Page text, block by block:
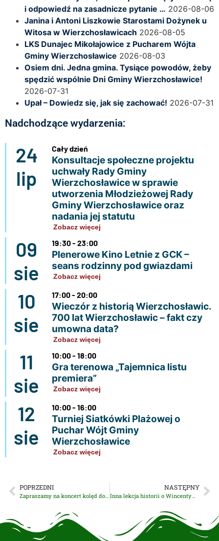
i odpowiedź na zasadnicze pytanie … 2026-08-06
Janina i Antoni Liszkowie Starostami Dożynek u
Witosa w Wierzchosławicach 2026-08-05
LKS Dunajec Mikołajowice z Pucharem Wójta
Gminy Wierzchosławice 2026-08-03
Osiem dni. Jedna gmina. Tysiące powodów, żeby
spędzić wspólnie Dni Gminy Wierzchosławice!
2026-07-31
Upał – Dowiedz się, jak się zachować! 2026-07-31
Nadchodzące wydarzenia:
24
lip
Cały dzień
Konsultacje społeczne projektu
uchwały Rady Gminy
Wierzchosławice w sprawie
utworzenia Młodzieżowej Rady
Gminy Wierzchosławice oraz
nadania jej statutu
Zobacz więcej
09
sie
19:30 - 23:00
Plenerowe Kino Letnie z GCK –
seans rodzinny pod gwiazdami
Zobacz więcej
10
sie
17:00 - 20:00
Wieczór z historią Wierzchosławic.
700 lat Wierzchosławic – fakt czy
umowna data?
Zobacz więcej
11
sie
10:00 - 18:00
Gra terenowa „Tajemnica listu
premiera”
Zobacz więcej
12
sie
10:00 - 16:00
Turniej Siatkówki Plażowej o
Puchar Wójt Gminy
Wierzchosławice
Zobacz więcej
POPRZEDNI NASTĘPNY
Inna lekcja historii o Wincentym Witosie i Stanisławie Mierzwie